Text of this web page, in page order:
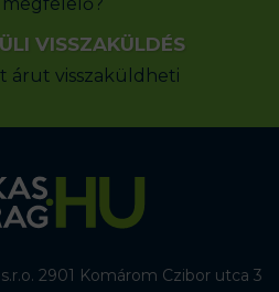
VISSZAKÜLDÉS
árut visszaküldheti
2901 Komárom Czibor utca 3